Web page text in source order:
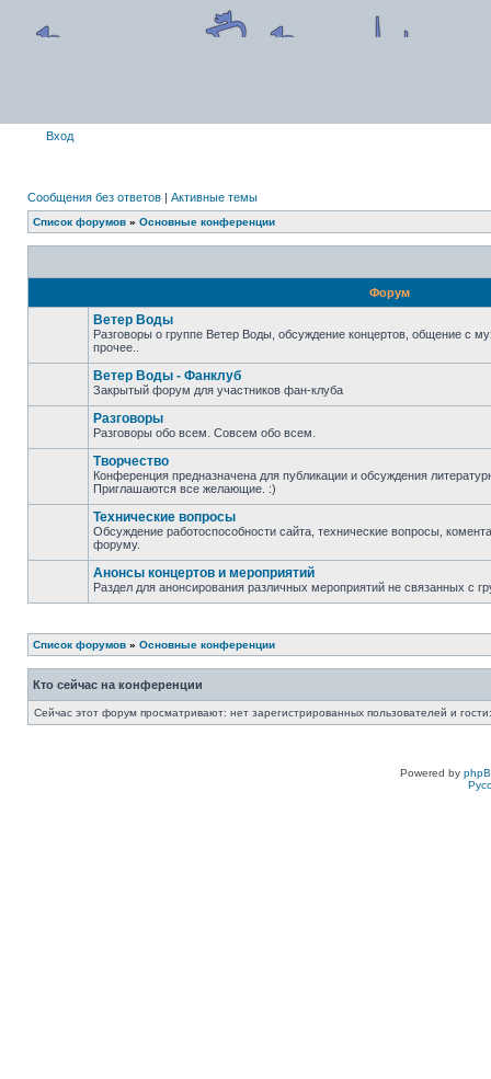
Вход
Сообщения без ответов | Активные темы
Список форумов » Основные конференции
Форум
Ветер Воды
Разговоры о группе Ветер Воды, обсуждение концертов, общение с
прочее..
Ветер Воды - Фанклуб
Закрытый форум для участников фан-клуба
Разговоры
Разговоры обо всем. Совсем обо всем.
Творчество
Конференция предназначена для публикации и обсуждения
Приглашаются все желающие. :)
Технические вопросы
Обсуждение работоспособности сайта, технические вопросы,
форуму.
Анонсы концертов и мероприятий
Раздел для анонсирования различных мероприятий не связанных с
Список форумов » Основные конференции
Кто сейчас на конференции
Сейчас этот форум просматривают: нет зарегистрированных пользователей и
Powered by